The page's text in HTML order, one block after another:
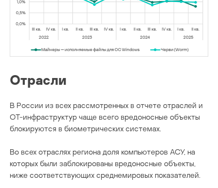
Отрасли
В России из всех рассмотренных в отчете отраслей и
ОТ-инфраструктур чаще всего вредоносные объекты
блокируются в биометрических системах.
Во всех отраслях региона доля компьютеров АСУ, на
которых были заблокированы вредоносные объекты,
ниже соответствующих среднемировых показателей.